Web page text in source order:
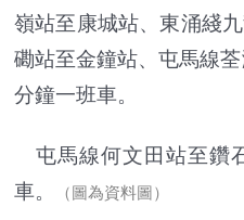
嶺站至康城站、東涌綫
磡站至金鐘站、屯馬線
分鐘一班車。
屯馬線何文田站至鑽
車。
（圖為資料圖）